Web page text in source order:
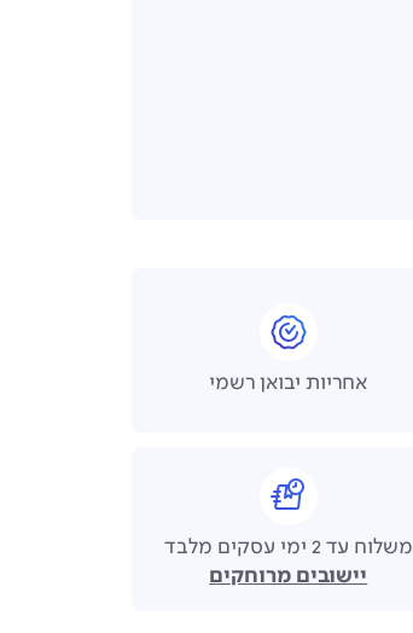
אחריות יבואן רשמי
משלוח עד 2 ימי עסקים מלבד
יישובים מרוחקים